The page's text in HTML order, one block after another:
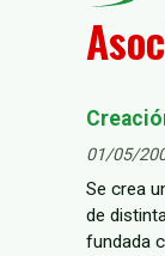
01/05/
Se crea
de
fundada